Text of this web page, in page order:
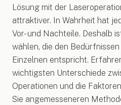
Lösung mit der
attraktiver. In Wahrheit hat
Vor- und Nachteile. Deshalb
wählen, die den
Einzelnen entspricht.
wichtigsten Unterschiede
Operationen und die
Sie angemesseneren